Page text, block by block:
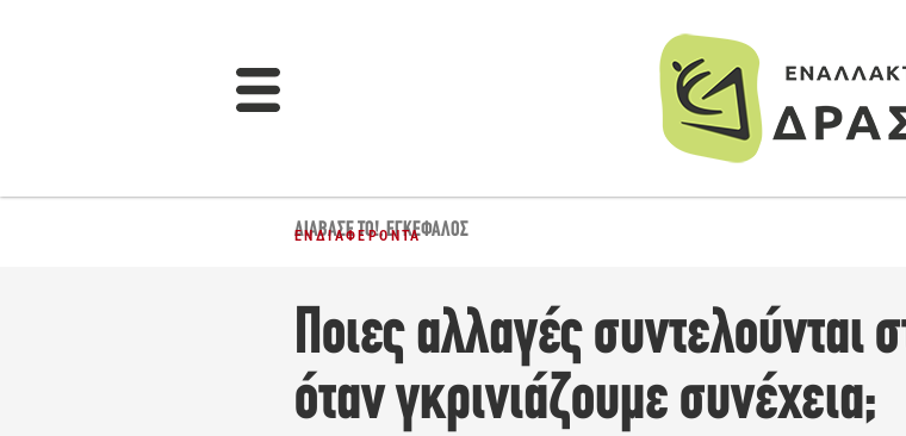
ΔΙΆΒΑΣΈ ΤΟ!,ΕΓΚΈΦΑΛΟΣ
ΕΝΔΙΑΦΈΡΟΝΤΑ
Ποιες αλλαγές συντελούνται
όταν γκρινιάζουμε συνέχεια;